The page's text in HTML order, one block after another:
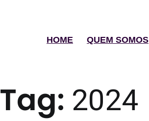
HOME QUEM SOMOS
Tag: 2024